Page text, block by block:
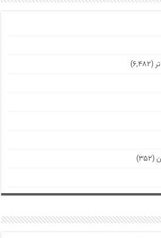
(۶,۴۸۲)
(۳۵۲)